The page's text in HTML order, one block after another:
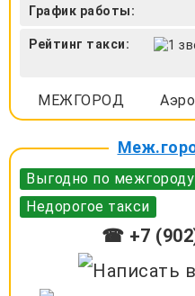
График работы:
Рейтинг такси:
МЕЖГОРОД
Выгодно по межгороду
Недорогое такси
☎ +7